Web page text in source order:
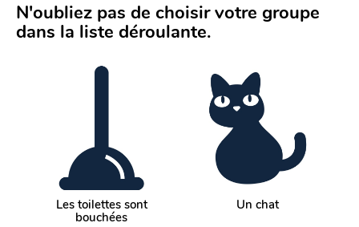
N'oubliez pas de choisir votre groupe
dans la liste déroulante.
Les toilettes sont
bouchées
Un chat